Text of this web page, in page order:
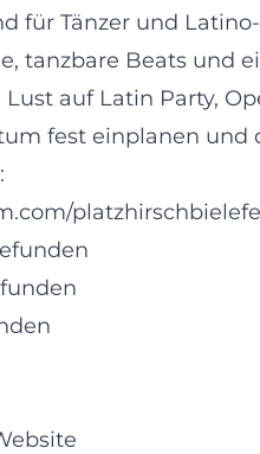
für Tänzer und
tanzbare Beats und
auf Latin Party,
fest einplanen und